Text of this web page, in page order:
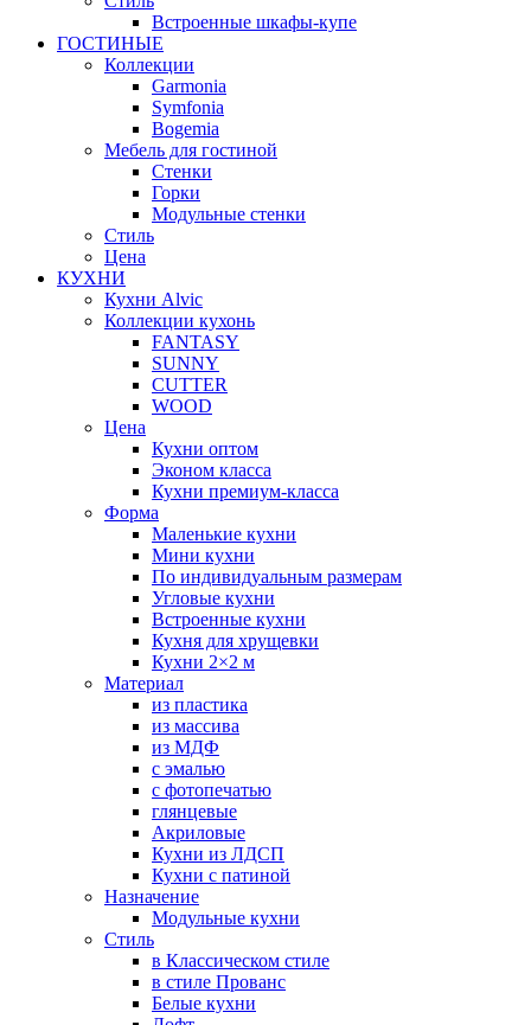
Встроенные шкафы-купе
ГОСТИНЫЕ
Коллекции
Garmonia
Symfonia
Bogemia
Мебель для гостиной
Стенки
Горки
Модульные стенки
Стиль
Цена
КУХНИ
Кухни Alvic
Коллекции кухонь
FANTASY
SUNNY
CUTTER
WOOD
Цена
Кухни оптом
Эконом класса
Кухни премиум-класса
Форма
Маленькие кухни
Мини кухни
По индивидуальным размерам
Угловые кухни
Встроенные кухни
Кухня для хрущевки
Кухни 2×2 м
Материал
из пластика
из массива
из МДФ
с эмалью
с фотопечатью
глянцевые
Акриловые
Кухни из ЛДСП
Кухни с патиной
Назначение
Модульные кухни
Стиль
в Классическом стиле
в стиле Прованс
Белые кухни